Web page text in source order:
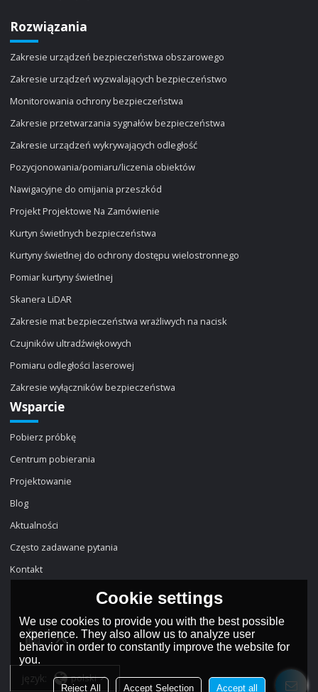
Rozwiązania
Zakresie urządzeń bezpieczeństwa obszarowego
Zakresie urządzeń wyzwalających bezpieczeństwo
Monitorowania ochrony bezpieczeństwa
Zakresie przetwarzania sygnałów bezpieczeństwa
Zakresie urządzeń wykrywających odległość
Pozycjonowania/pomiaru/liczenia obiektów
Nawigacyjne do omijania przeszkód
Projekt Projektowe Na Zamówienie
Kurtyn świetlnych bezpieczeństwa
Kurtyny świetlnej do ochrony dostępu wielostronnego
Pomiar kurtyny świetlnej
Skanera LiDAR
Zakresie mat bezpieczeństwa wrażliwych na nacisk
Czujników ultradźwiękowych
Pomiaru odległości laserowej
Zakresie wyłączników bezpieczeństwa
Wsparcie
Pobierz próbkę
Centrum pobierania
Projektowanie
Blog
Aktualności
Często zadawane pytania
Kontakt
język: polski
Cookie settings
We use cookies to provide you with the best possible
experience. They also allow us to analyze user
behavior in order to constantly improve the website for
you.
Reject All Accept Selection Accept all